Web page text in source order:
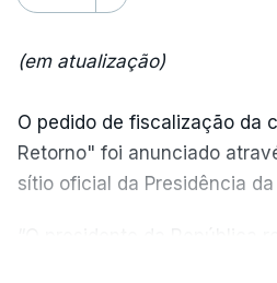
(em atualização)
O pedido de fiscalização da
Retorno" foi anunciado
sítio oficial da Presidência